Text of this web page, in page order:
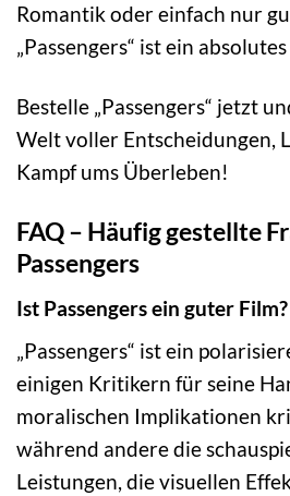
Romantik oder einfach nur
„Passengers“ ist ein
Bestelle „Passengers“ jetzt
Welt voller Entscheidungen,
Kampf ums Überleben!
FAQ – Häufig gestellte
Passengers
Ist Passengers ein guter Film?
„Passengers“ ist ein
einigen Kritikern für seine
moralischen Implikationen
während andere die
Leistungen, die visuellen